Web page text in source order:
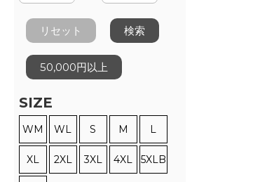
リセット 検索
50,000円以上
SIZE
WM WL S M L
XL 2XL 3XL 4XL 5XLB